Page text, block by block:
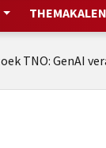
TNO: GenAI